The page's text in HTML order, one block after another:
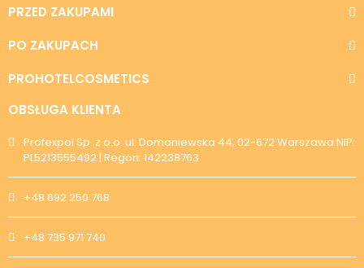
PRZED ZAKUPAMI
PO ZAKUPACH
PROHOTELCOSMETICS
OBSŁUGA KLIENTA
Profexpol Sp. z o.o. ul. Domaniewska 44, 02-672 Warszawa NIP:
PL5213555492 | Regon: 142238763
+48 692 250 768
+48 735 971 740